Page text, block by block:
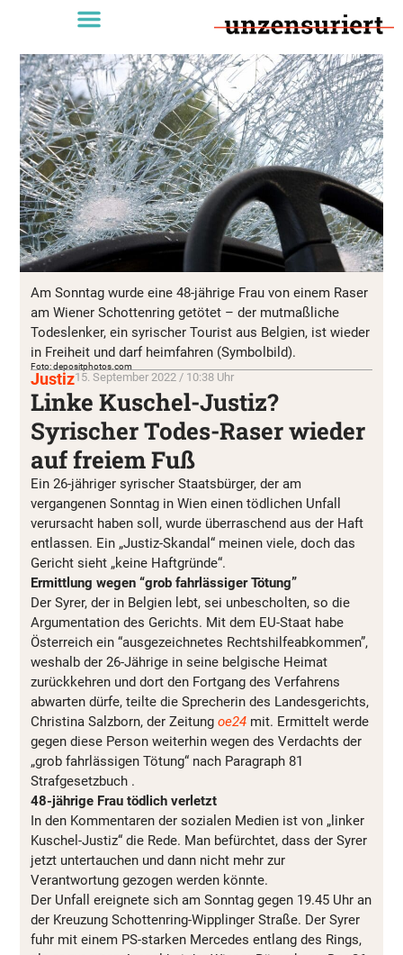
Am Sonntag wurde eine 48-jährige Frau von einem Raser
am Wiener Schottenring getötet – der mutmaßliche
Todeslenker, ein syrischer Tourist aus Belgien, ist wieder
in Freiheit und darf heimfahren (Symbolbild).
Foto: depositphotos.com
Justiz15. September 2022 / 10:38 Uhr
Linke Kuschel-Justiz?
Syrischer Todes-Raser wieder
auf freiem Fuß
Ein 26-jähriger syrischer Staatsbürger, der am
vergangenen Sonntag in Wien einen tödlichen Unfall
verursacht haben soll, wurde überraschend aus der Haft
entlassen. Ein „Justiz-Skandal“ meinen viele, doch das
Gericht sieht „keine Haftgründe“.
Ermittlung wegen “grob fahrlässiger Tötung”
Der Syrer, der in Belgien lebt, sei unbescholten, so die
Argumentation des Gerichts. Mit dem EU-Staat habe
Österreich ein “ausgezeichnetes Rechtshilfeabkommen”,
weshalb der 26-Jährige in seine belgische Heimat
zurückkehren und dort den Fortgang des Verfahrens
abwarten dürfe, teilte die Sprecherin des Landesgerichts,
Christina Salzborn, der Zeitung oe24 mit. Ermittelt werde
gegen diese Person weiterhin wegen des Verdachts der
„grob fahrlässigen Tötung“ nach Paragraph 81
Strafgesetzbuch .
48-jährige Frau tödlich verletzt
In den Kommentaren der sozialen Medien ist von „linker
Kuschel-Justiz“ die Rede. Man befürchtet, dass der Syrer
jetzt untertauchen und dann nicht mehr zur
Verantwortung gezogen werden könnte.
Der Unfall ereignete sich am Sonntag gegen 19.45 Uhr an
der Kreuzung Schottenring-Wipplinger Straße. Der Syrer
fuhr mit einem PS-starken Mercedes entlang des Rings,